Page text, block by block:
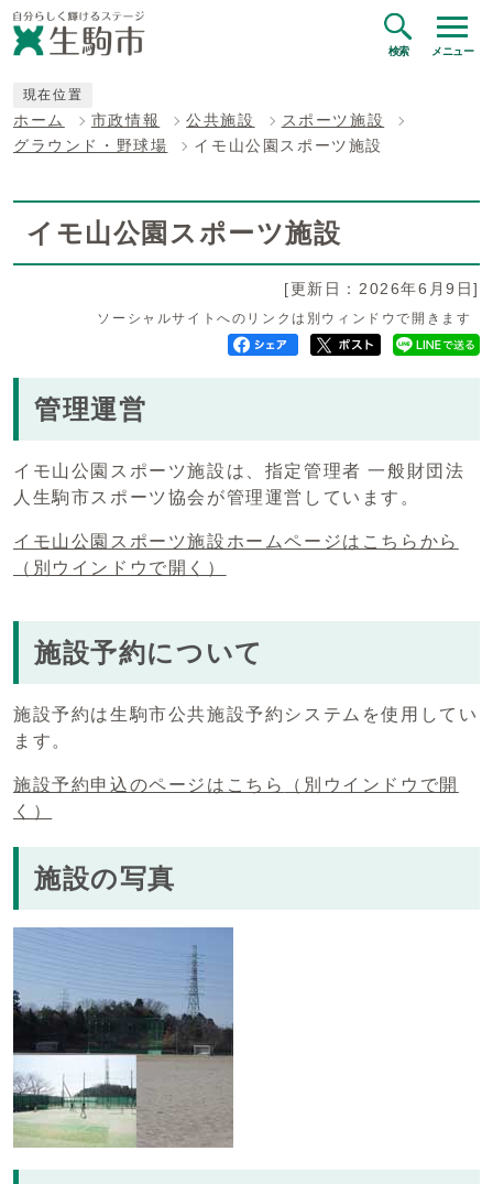
検索 メニュー
現在位置
ホーム 市政情報 公共施設
スポーツ施設
グラウンド・野球場
イモ山公園スポーツ施設
イモ山公園スポーツ施設
[更新日：2026年6月9日]
ソーシャルサイトへのリンクは別ウィンドウで開きます
管理運営
イモ山公園スポーツ施設は、指定管理者 一般財団法
人生駒市スポーツ協会が管理運営しています。
イモ山公園スポーツ施設ホームページはこちらから
（別ウインドウで開く）
施設予約について
施設予約は生駒市公共施設予約システムを使用してい
ます。
施設予約申込のページはこちら
（別ウインドウで開
く）
施設の写真